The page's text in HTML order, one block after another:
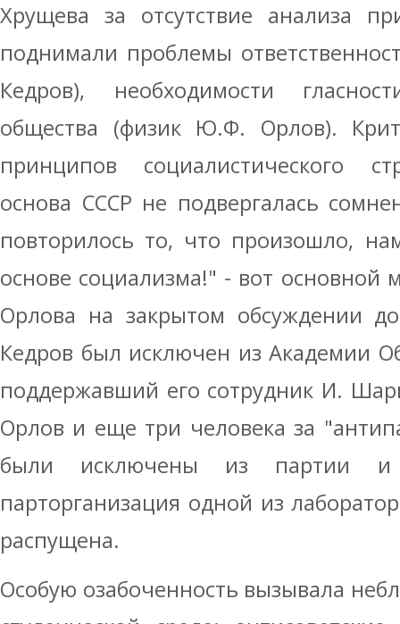
Хрущева за отсутствие анализа
поднимали проблемы
Кедров), необходимости
общества (физик Ю.Ф. Орлов).
принципов социалистического
основа СССР не подвергалась
повторилось то, что произошло,
основе социализма!" - вот
Орлова на закрытом обсуждении
Кедров был исключен из Академии
поддержавший его сотрудник И.
Орлов и еще три человека за
были исключены из партии
парторганизация одной из
распущена.
Особую озабоченность вызывала